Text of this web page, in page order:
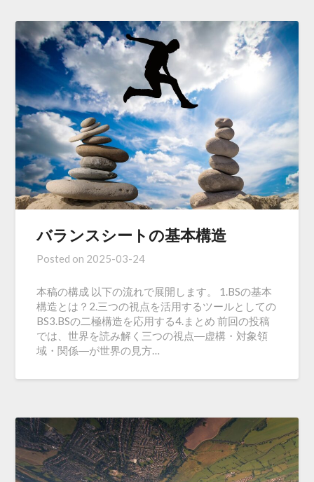
バランスシートの基本構造
Posted on 2025-03-24
本稿の構成 以下の流れで展開します。 1.BSの基本
構造とは？2.三つの視点を活用するツールとしての
BS3.BSの二極構造を応用する4.まとめ 前回の投稿
では、世界を読み解く三つの視点―虚構・対象領
域・関係―が世界の見方…